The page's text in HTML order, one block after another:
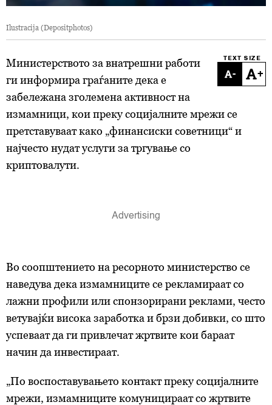
Ilustracija (Depositphotos)
TEXT SIZE
- +
Министерството за внатрешни работи
ги информира граѓаните дека е
забележана зголемена активност на
измамници, кои преку социјалните мрежи се
претставуваат како „финансиски советници“ и
најчесто нудат услуги за тргување со
криптовалути.
Во соопштението на ресорното министерство се
наведува дека измамниците се рекламираат со
лажни профили или спонзорирани реклами, често
ветувајќи висока заработка и брзи добивки, со што
успеваат да ги привлечат жртвите кои бараат
начин да инвестираат.
„По воспоставувањето контакт преку социјалните
мрежи, измамниците комуницираат со жртвите